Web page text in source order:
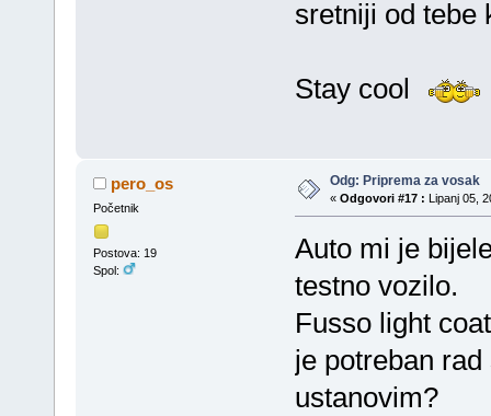
sretniji od tebe
Stay cool
pero_os
Početnik
Postova: 19
Spol:
Odg: Priprema za vosak
« Odgovori #17 : Lipanj 05,
Auto mi je
testno vozilo.
Fusso light
je potreban
ustanovim?